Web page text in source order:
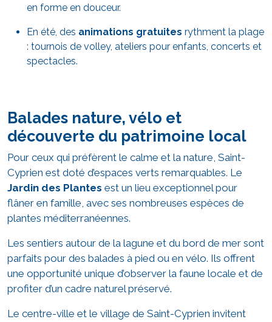
en forme en douceur.
En été, des animations gratuites rythment la plage
: tournois de volley, ateliers pour enfants, concerts et
spectacles.
Balades nature, vélo et
découverte du patrimoine local
Pour ceux qui préfèrent le calme et la nature, Saint-
Cyprien est doté d’espaces verts remarquables. Le
Jardin des Plantes est un lieu exceptionnel pour
flâner en famille, avec ses nombreuses espèces de
plantes méditerranéennes.
Les sentiers autour de la lagune et du bord de mer sont
parfaits pour des balades à pied ou en vélo. Ils offrent
une opportunité unique d’observer la faune locale et de
profiter d’un cadre naturel préservé.
Le centre-ville et le village de Saint-Cyprien invitent